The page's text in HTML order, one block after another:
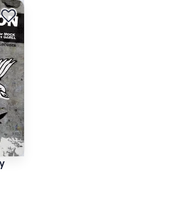
0 на основе 0 оценок